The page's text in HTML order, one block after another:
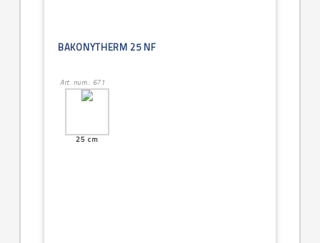
BAKONYTHERM 25 NF
Art. num.: 671
25 cm